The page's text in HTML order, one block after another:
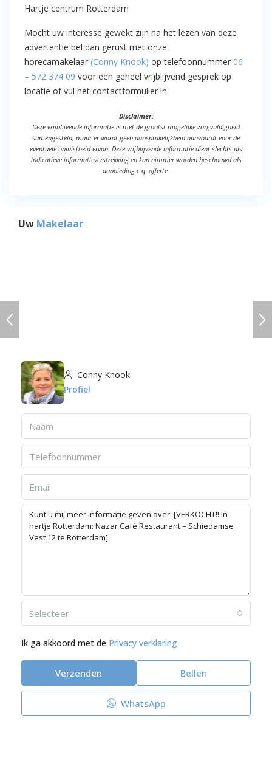
Hartje centrum Rotterdam
Mocht uw interesse gewekt zijn na het lezen van deze
advertentie bel dan gerust met onze
horecamakelaar (Conny Knook) op telefoonnummer 06
– 572 374 09 voor een geheel vrijblijvend gesprek op
locatie of vul het contactformulier in.
Disclaimer:
Deze vrijblijvende informatie is met de grootst mogelijke zorgvuldigheid
samengesteld, maar er wordt geen aansprakelijkheid aanvaardt voor de
eventuele onjuistheid ervan. Deze vrijblijvende informatie dient slechts als
indicatieve informatieverstrekking en kan nimmer worden beschouwd als
aanbieding c.q. offerte.
Uw Makelaar
Conny Knook
Profiel
Selecteer
Ik ga akkoord met de Privacy verklaring
Verzenden Bellen
WhatsApp